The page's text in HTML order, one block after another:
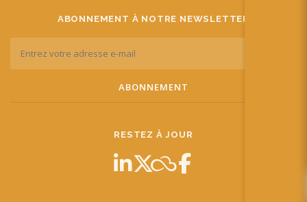
ABONNEMENT À NOTRE NEWSLETTER
RESTEZ À JOUR